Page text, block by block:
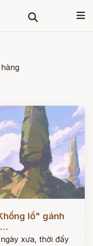
lồ" gánh
xưa, thời đấy